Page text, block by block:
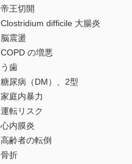
帝王切開
Clostridium difficile 大腸炎
脳震盪
COPD の増悪
う歯
糖尿病（DM）、2型
家庭内暴力
運転リスク
心内膜炎
高齢者の転倒
骨折